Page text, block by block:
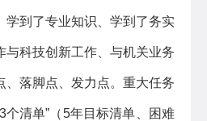
学到了专业知识、学到了务实
与科技创新工作、与机关业务
、落脚点、发力点。重大任务
个清单”（5年目标清单、困难